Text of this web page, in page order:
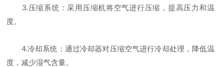
3.压缩系统：采用压缩机将空气进行压缩，提高压力和温
度。
4.冷却系统：通过冷却器对压缩空气进行冷却处理，降低温
度，减少湿气含量。